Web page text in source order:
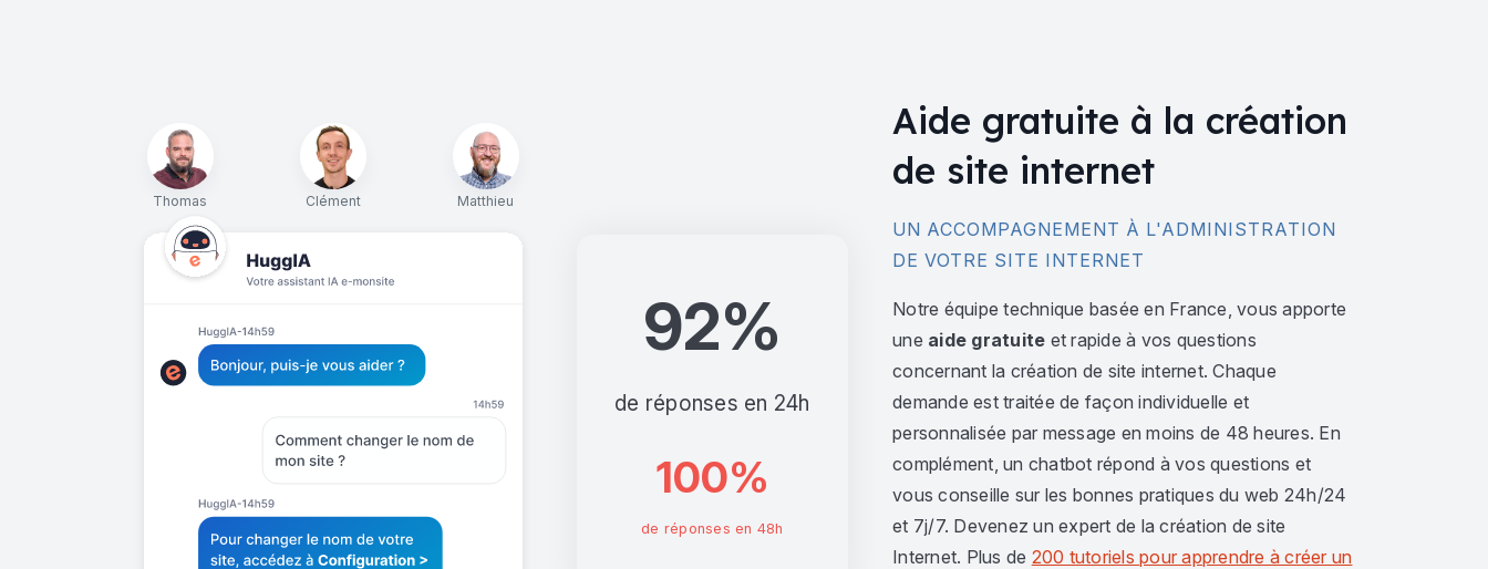
Thomas Clément Matthieu
92%
de réponses en 24h
100%
de réponses en 48h
Aide gratuite à la création
de site internet
UN ACCOMPAGNEMENT À L'ADMINISTRATION
DE VOTRE SITE INTERNET
Notre équipe technique basée en France, vous apporte
une aide gratuite et rapide à vos questions
concernant la création de site internet. Chaque
demande est traitée de façon individuelle et
personnalisée par message en moins de 48 heures. En
complément, un chatbot répond à vos questions et
vous conseille sur les bonnes pratiques du web 24h/24
et 7j/7. Devenez un expert de la création de site
Internet. Plus de 200 tutoriels pour apprendre à créer un